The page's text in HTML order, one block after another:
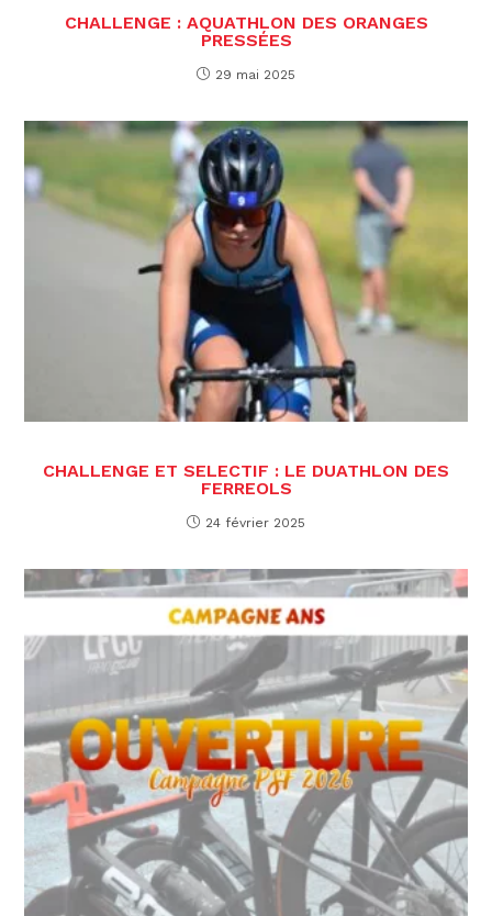
CHALLENGE : AQUATHLON DES ORANGES
PRESSÉES
29 mai 2025
CHALLENGE ET SELECTIF : LE DUATHLON DES
FERREOLS
24 février 2025